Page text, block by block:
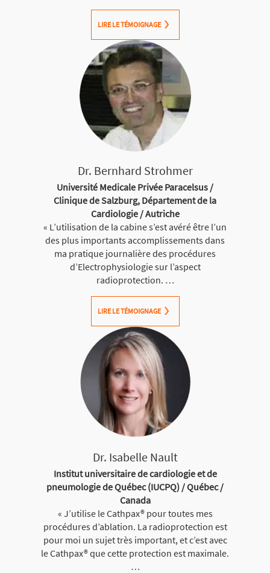
LIRE LE TÉMOIGNAGE
Dr. Bernhard Strohmer
Université Medicale Privée Paracelsus /
Clinique de Salzburg, Département de la
Cardiologie / Autriche
« L’utilisation de la cabine s’est avéré être l’un
des plus importants accomplissements dans
ma pratique journalière des procédures
d’Electrophysiologie sur l’aspect
radioprotection. …
LIRE LE TÉMOIGNAGE
Dr. Isabelle Nault
Institut universitaire de cardiologie et de
pneumologie de Québec (IUCPQ) / Québec /
Canada
« J’utilise le Cathpax® pour toutes mes
procédures d’ablation. La radioprotection est
pour moi un sujet très important, et c’est avec
le Cathpax® que cette protection est maximale.
…